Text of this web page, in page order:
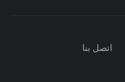
اتصل بنا